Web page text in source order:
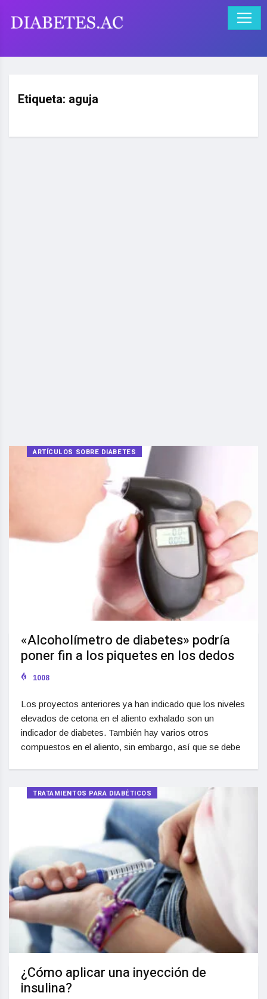
Etiqueta: aguja
ARTÍCULOS SOBRE DIABETES
«Alcoholímetro de diabetes» podría
poner fin a los piquetes en los dedos
1008
Los proyectos anteriores ya han indicado que los niveles
elevados de cetona en el aliento exhalado son un
indicador de diabetes. También hay varios otros
compuestos en el aliento, sin embargo, así que se debe
TRATAMIENTOS PARA DIABÉTICOS
¿Cómo aplicar una inyección de
insulina?